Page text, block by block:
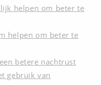
helpen om beter te
helpen om beter te
betere nachtrust
gebruik van